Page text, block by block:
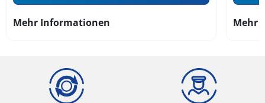
Mehr Informationen Mehr